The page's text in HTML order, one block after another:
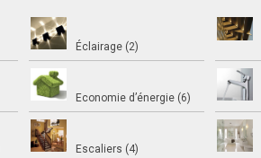
Éclairage (2)
Economie d’énergie (6)
Escaliers (4)